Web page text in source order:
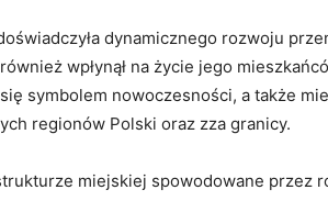
dynamicznego rozwoju
wpłynął na życie jego
symbolem nowoczesności, a także
regionów Polski oraz zza granicy.
miejskiej spowodowane przez